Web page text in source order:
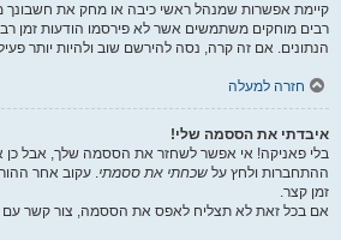
קיימת אפשרות שמנהל ראשי כיבה או מחק את חשבונך
רבים מוחקים משתמשים אשר לא פירסמו הודעות זמן
הנתונים. אם זה קרה, נסה להירשם שוב ולהיות יותר פעיל
חזרה למעלה
איבדתי את הססמה שלי!
בלי פאניקה! אי אפשר לשחזר את הססמה שלך, אבל
ההתחברות ולחץ על שכחתי את ססמתי. עקוב אחר
זמן קצר.
אם בכל זאת לא תצליח לאפס את הססמה, צור קשר עם